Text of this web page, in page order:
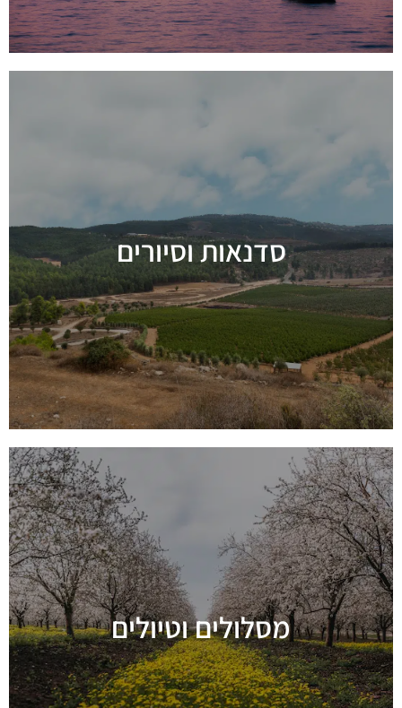
סדנאות וסיורים
מידע נוסף
מסלולים וטיולים
מידע נוסף